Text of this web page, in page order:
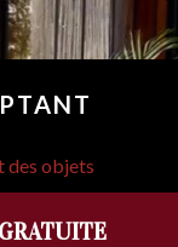
des objets